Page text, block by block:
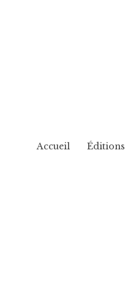
Accueil Éditions